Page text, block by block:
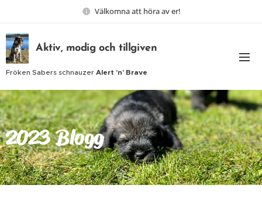
Välkomna att höra av er!
Aktiv, modig och tillgiven
Fröken Sabers schnauzer Alert 'n' Brave
2023 Blogg